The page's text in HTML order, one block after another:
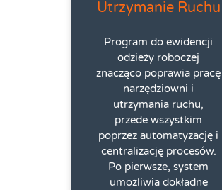
Utrzymanie Ruchu
Program do ewidencji
odzieży roboczej
znacząco poprawia pracę
narzędziowni i
utrzymania ruchu,
przede wszystkim
poprzez automatyzację i
centralizację procesów.
Po pierwsze, system
umożliwia dokładne